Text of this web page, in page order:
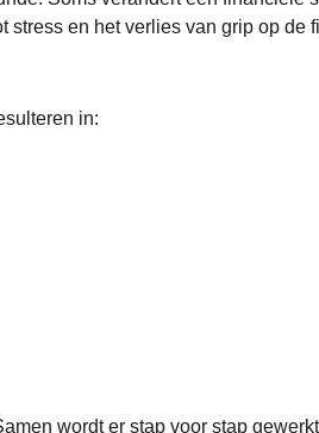
en het verlies van grip op de
in:
wordt er stap voor stap